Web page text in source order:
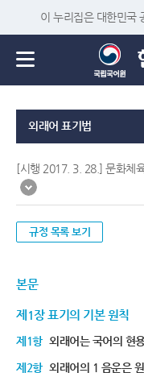
이 누리집은 대한민국
외래어 표기법
[시행 2017. 3. 28.] 문화체
규정 목록 보기
본문
제1장 표기의 기본 원칙
제1항 외래어는 국어의 현
제2항 외래어의 1 음운은